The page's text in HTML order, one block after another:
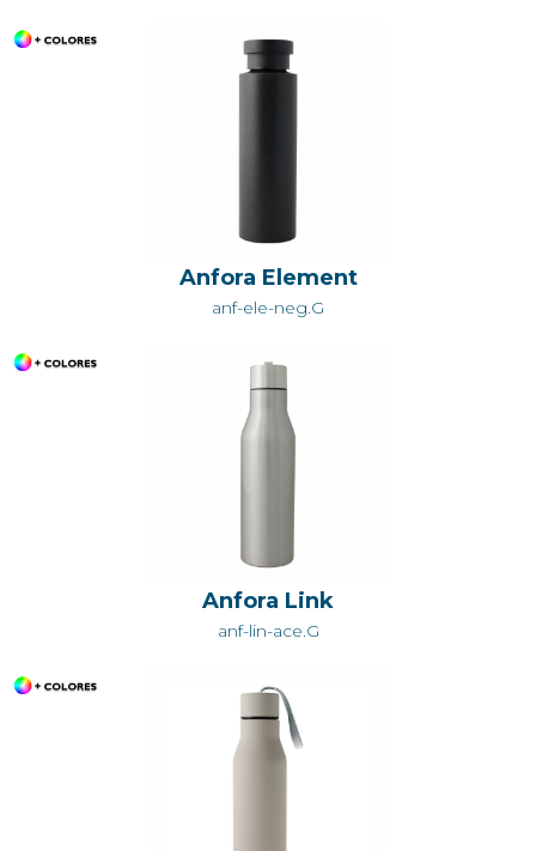
Anfora Element
anf-ele-neg.G
Anfora Link
anf-lin-ace.G